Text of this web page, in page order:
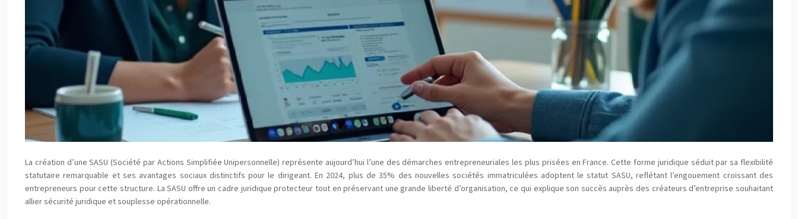
La création d’une SASU (Société par Actions Simplifiée Unipersonnelle) représente aujourd’hui l’une des démarches entrepreneuriales les plus prisées en France. Cette forme juridique séduit par sa flexibilité
statutaire remarquable et ses avantages sociaux distinctifs pour le dirigeant. En 2024, plus de 35% des nouvelles sociétés immatriculées adoptent le statut SASU, reflétant l’engouement croissant des
entrepreneurs pour cette structure. La SASU offre un cadre juridique protecteur tout en préservant une grande liberté d’organisation, ce qui explique son succès auprès des créateurs d’entreprise souhaitant
allier sécurité juridique et souplesse opérationnelle.